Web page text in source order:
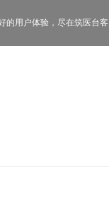
的用户体验， 尽在筑医台